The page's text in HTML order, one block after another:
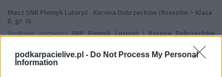
podkarpacielive.pl - Do Not Process My Personal
Information
Mecz SNK Płomyk Lutoryż - Korona Dobrzechów (Rzeszów > Klasa
B, gr. II)
Spotkanie pomiędzySNK Płomyk Lutoryż i Korona Dobrzechów
Rzeszów > Klasa B, gr. II).
Na stroniePodkarpacieLive.pl